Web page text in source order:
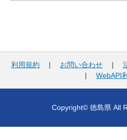
利用規約 | お問い合わせ |
| WebAPI
Copyright© 徳島県 All